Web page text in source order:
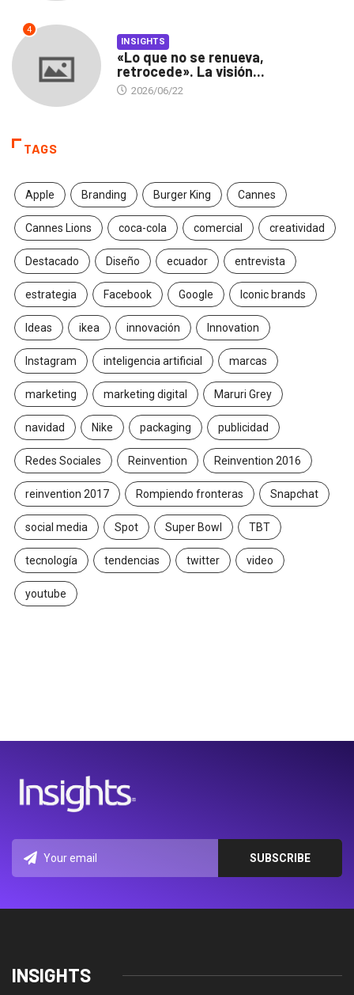
4
INSIGHTS
«Lo que no se renueva,
retrocede». La visión...
2026/06/22
TAGS
Apple Branding Burger King Cannes
Cannes Lions coca-cola comercial creatividad
Destacado Diseño ecuador entrevista
estrategia Facebook Google Iconic brands
Ideas ikea innovación Innovation
Instagram inteligencia artificial marcas
marketing marketing digital Maruri Grey
navidad Nike packaging publicidad
Redes Sociales Reinvention Reinvention 2016
reinvention 2017 Rompiendo fronteras Snapchat
social media Spot Super Bowl TBT
tecnología tendencias twitter video
youtube
INSIGHTS